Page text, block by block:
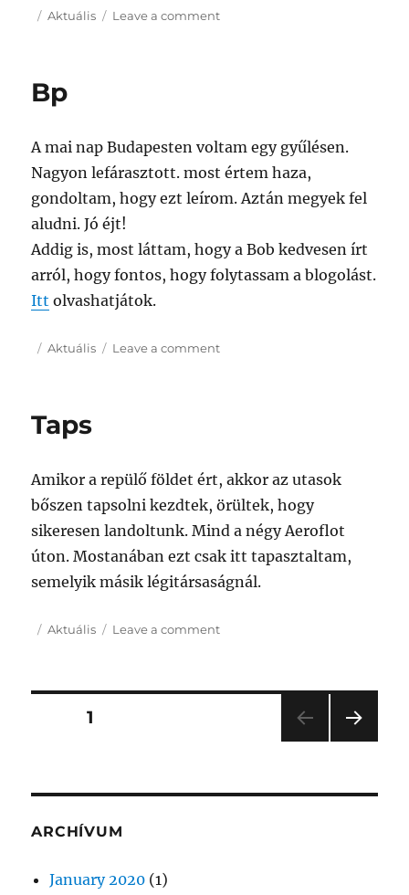
Posted
Categories
Aktuális Leave a commenton
Bp
A mai nap Budapesten voltam egy gyűlésen.
Nagyon lefárasztott. most értem haza,
gondoltam, hogy ezt leírom. Aztán megyek fel
aludni. Jó éjt!
Addig is, most láttam, hogy a Bob kedvesen írt
arról, hogy fontos, hogy folytassam a blogolást.
Itt olvashatjátok.
Posted
Categories
Aktuális Leave a commenton
Taps
Amikor a repülő földet ért, akkor az utasok
bőszen tapsolni kezdtek, örültek, hogy
sikeresen landoltunk. Mind a négy Aeroflot
úton. Mostanában ezt csak itt tapasztaltam,
semelyik másik légitársaságnál.
Posted
Categories
Aktuális Leave a commenton
Posts
PAGE1
ARCHÍVUM
January 2020 (1)